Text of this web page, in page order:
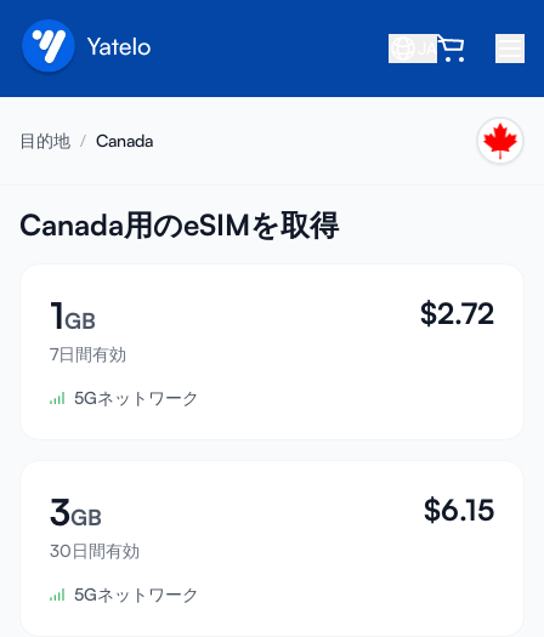
会社概要
友達を紹介
アフィリエイトになる
ヘルプセンター
デバイス互換性
サインイン
目的地 / Canada
Canada用のeSIMを取得
1GB
7日間有効
$2.72
5Gネットワーク
3GB
30日間有効
$6.15
5Gネットワーク